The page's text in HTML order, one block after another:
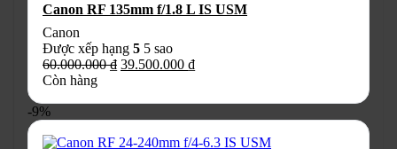
trên
trang
sản
phẩm
Canon RF 135mm f/1.8 L IS USM
Canon
Được xếp hạng 5 5 sao
60.000.000₫ Giá
39.500.000 ₫Giá
Còn hàng
-9%